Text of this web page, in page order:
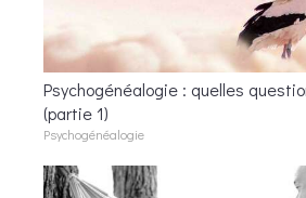
Psychogénéalogie : quelles
(partie 1)
Psychogénéalogie